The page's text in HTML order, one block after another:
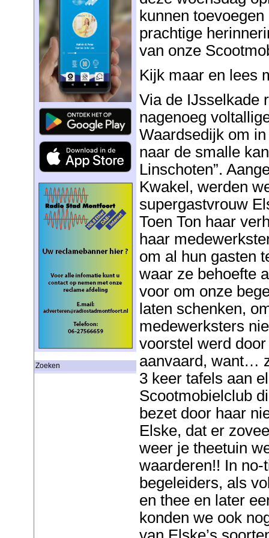
Zoeken
kunnen
prachtige
van onze
Kijk maar en lees
Via de IJsselkade
nagenoeg
Waardsedijk om
naar de smalle
Linschoten”.
Kwakel, werden
supergastvrouw
Toen Ton haar
haar
om al hun gasten
waar ze behoefte
voor om onze
laten schenken,
medewerksters
voorstel werd
aanvaard, want…
3 keer tafels aan
Scootmobielclub
bezet door haar
Elske, dat er
weer je theetuin
waarderen!! In
begeleiders, als
en thee en later
konden we ook